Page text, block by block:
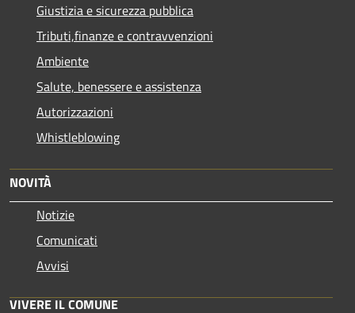
Giustizia e sicurezza pubblica
Tributi,finanze e contravvenzioni
Ambiente
Salute, benessere e assistenza
Autorizzazioni
Whistleblowing
NOVITÀ
Notizie
Comunicati
Avvisi
VIVERE IL COMUNE